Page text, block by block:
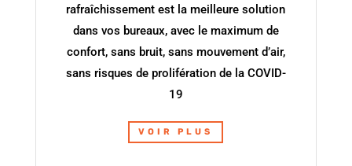
rafraîchissement est la meilleure solution
dans vos bureaux, avec le maximum de
confort, sans bruit, sans mouvement d’air,
sans risques de prolifération de la COVID-
19
VOIR PLUS